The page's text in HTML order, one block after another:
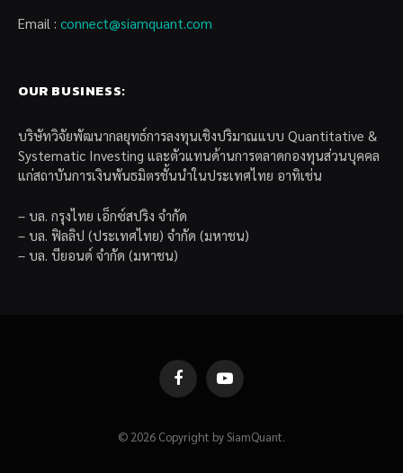
Email : connect@siamquant.com
OUR BUSINESS:
บริษัทวิจัยพัฒนากลยุทธ์การลงทุนเชิงปริมาณแบบ Quantitative &
Systematic Investing และตัวแทนด้านการตลาดกองทุนส่วนบุคคล
แก่สถาบันการเงินพันธมิตรชั้นนำในประเทศไทย อาทิเช่น
– บล. กรุงไทย เอ็กซ์สปริง จำกัด
– บล. ฟิลลิป (ประเทศไทย) จำกัด (มหาชน)
– บล. บียอนด์ จำกัด (มหาชน)
FacebookYouTube
© 2026 Copyright by SiamQuant.